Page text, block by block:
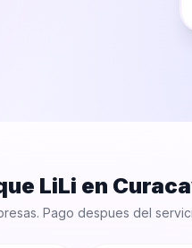
LiLi en
Pago despues del